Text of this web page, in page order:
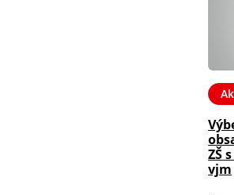
ZŠ
vjm